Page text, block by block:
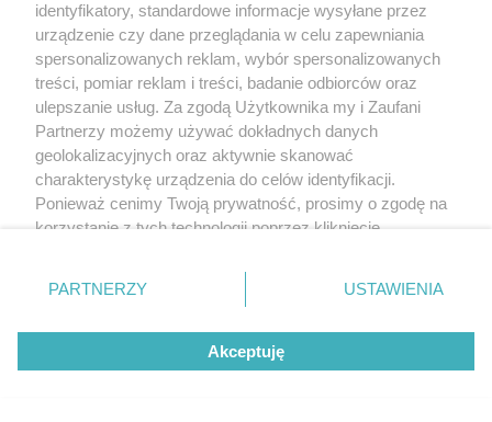
identyfikatory, standardowe informacje wysyłane przez
urządzenie czy dane przeglądania w celu zapewniania
spersonalizowanych reklam, wybór spersonalizowanych
treści, pomiar reklam i treści, badanie odbiorców oraz
ulepszanie usług. Za zgodą Użytkownika my i Zaufani
Partnerzy możemy używać dokładnych danych
geolokalizacyjnych oraz aktywnie skanować
charakterystykę urządzenia do celów identyfikacji.
Ponieważ cenimy Twoją prywatność, prosimy o zgodę na
korzystanie z tych technologii poprzez kliknięcie
zmienić/wycofać klikając przycisk ustawień prywatności
znajdujący się w lewym dolnym rogu strony
rodzaje przetwarzania danych nie wymagają zgody
użytkownika, ale masz prawo sprzeciwić się takiemu
przetwarzaniu. Preferencje będą miały zastosowanie tylko
PARTNERZY USTAWIENIA
Akceptuję